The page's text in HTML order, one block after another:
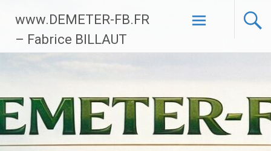
contenu
principal
www.DEMETER-FB.FR
– Fabrice BILLAUT